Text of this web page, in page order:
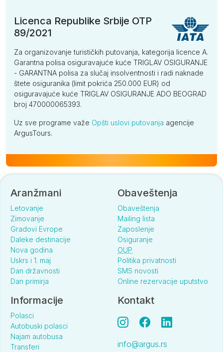
Licenca Republike Srbije OTP
89/2021
Za organizovanje turističkih putovanja, kategorija licence A.
Garantna polisa osiguravajuće kuće TRIGLAV OSIGURANJE
- GARANTNA polisa za slučaj insolventnosti i radi naknade
štete osiguranika (limit pokrića 250.000 EUR) od
osiguravajuće kuće TRIGLAV OSIGURANJE ADO BEOGRAD
broj 470000065393.
Uz sve programe važe Opšti uslovi putovanja agencije
ArgusTours.
Aranžmani
Letovanje
Zimovanje
Gradovi Evrope
Daleke destinacije
Nova godina
Uskrs i 1. maj
Dan državnosti
Dan primirja
Obaveštenja
Obaveštenja
Mailing lista
Zaposlenje
Osiguranje
OUP
Politika privatnosti
SMS novosti
Online rezervacije uputstvo
Informacije
Polasci
Autobuski polasci
Najam autobusa
Transferi
Kontakt
info@argus.rs